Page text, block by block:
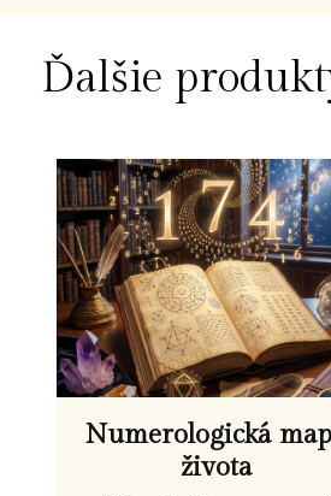
Ďalšie
Numerologická
života